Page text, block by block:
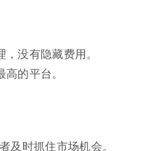
没有隐藏费用。
的平台。
及时抓住市场机会。